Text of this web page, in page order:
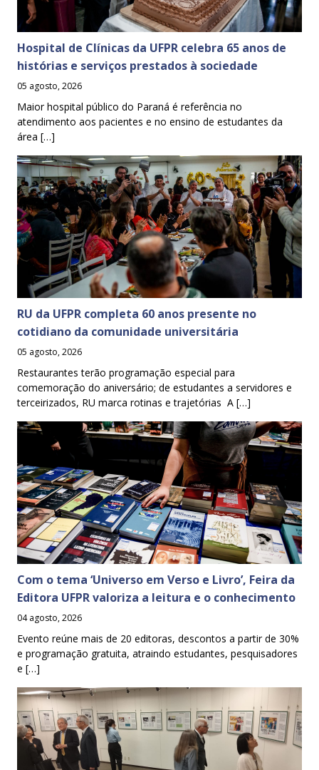
Hospital de Clínicas da UFPR celebra 65 anos de
histórias e serviços prestados à sociedade
05 agosto, 2026
Maior hospital público do Paraná é referência no
atendimento aos pacientes e no ensino de estudantes da
área […]
RU da UFPR completa 60 anos presente no
cotidiano da comunidade universitária
05 agosto, 2026
Restaurantes terão programação especial para
comemoração do aniversário; de estudantes a servidores e
terceirizados, RU marca rotinas e trajetórias A […]
Com o tema ‘Universo em Verso e Livro’, Feira da
Editora UFPR valoriza a leitura e o conhecimento
04 agosto, 2026
Evento reúne mais de 20 editoras, descontos a partir de 30%
e programação gratuita, atraindo estudantes, pesquisadores
e […]